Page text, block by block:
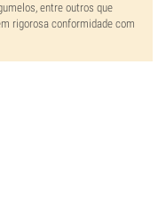
entre outros que
rigorosa conformidade com